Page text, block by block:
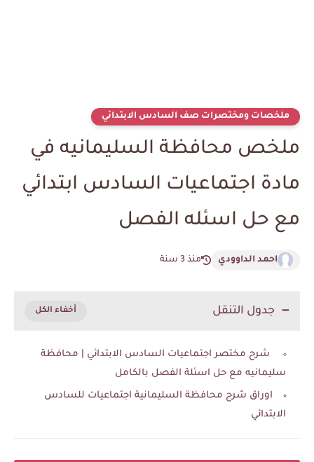
ملخصات ومختصرات صف السادس الابتدائي
ملخص محافظة السليمانيه في
مادة اجتماعيات السادس ابتدائي
مع حل اسئله الفصل
احمد الداوودي منذ 3 سنة
جدول التنقل
شرح مختصر اجتماعيات السادس الابتدائي | محافظة
سليمانيه مع حل اسئلة الفصل بالكامل
اوراق شرح محافظة السليمانية اجتماعيات للسادس
الابتدائي